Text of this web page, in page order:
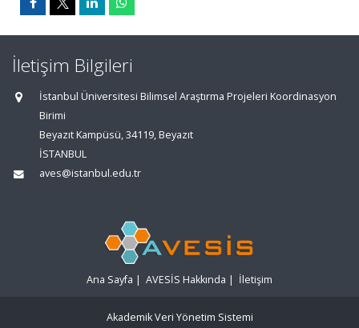
İletişim Bilgileri
İstanbul Üniversitesi Bilimsel Araştırma Projeleri Koordinasyon
Birimi
Beyazıt Kampüsü, 34119, Beyazıt
İSTANBUL
aves@istanbul.edu.tr
Ana Sayfa | AVESİS Hakkında | İletişim
Akademik Veri Yönetim Sistemi